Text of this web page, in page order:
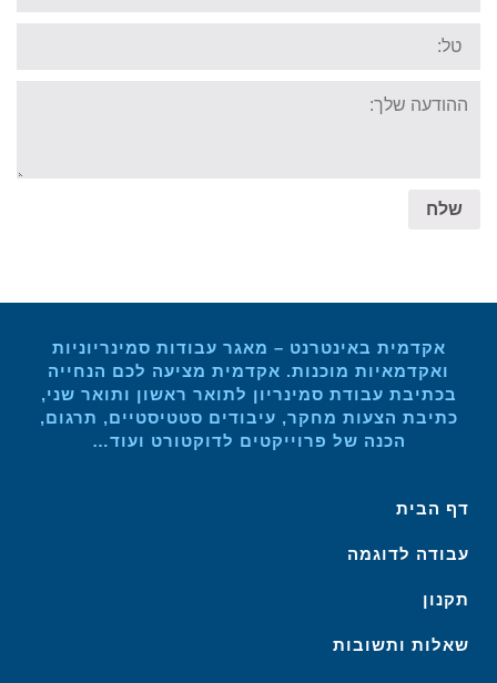
message:
שלח
אקדמית באינטרנט – מאגר עבודות סמינריוניות
ואקדמאיות מוכנות. אקדמית מציעה לכם הנחייה
בכתיבת עבודת סמינריון לתואר ראשון ותואר שני,
כתיבת הצעות מחקר, עיבודים סטטיסטיים, תרגום,
הכנה של פרוייקטים לדוקטורט ועוד…
דף הבית
עבודה לדוגמה
תקנון
שאלות ותשובות